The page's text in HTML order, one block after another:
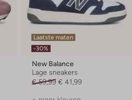
Laatste maten
-30%
New Balance
Lage sneakers
€ 59,99 € 41,99